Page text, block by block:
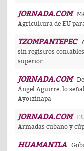
JORNADA.COM
Agricultura de EU
TZOMPANTEPEC
sin registros
superior
JORNADA.COM
Ángel Aguirre; lo
Ayotzinapa
JORNADA.COM
Armadas cubano y
HUAMANTLA